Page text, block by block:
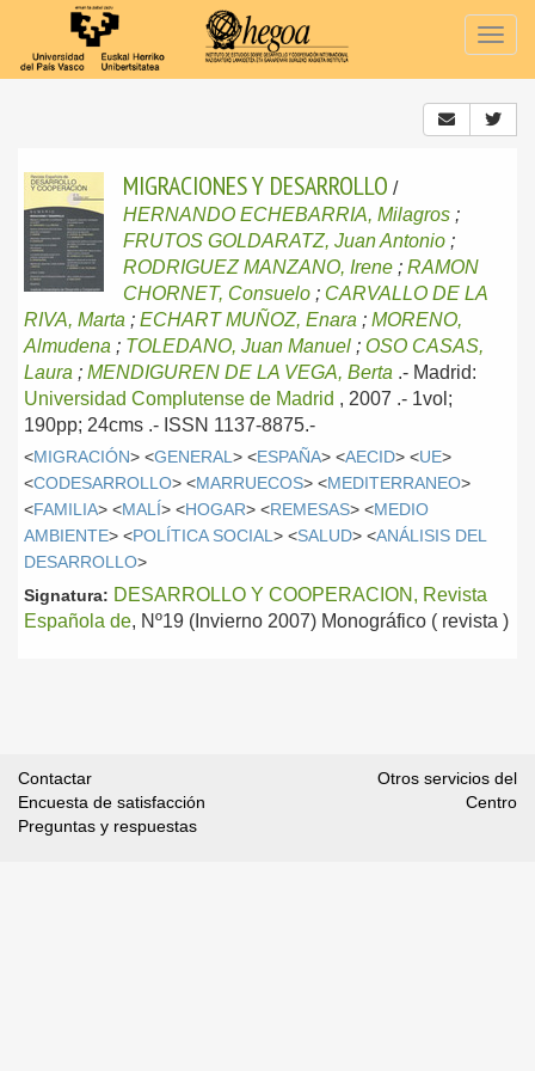
MIGRACIONES Y DESARROLLO /
HERNANDO ECHEBARRIA, Milagros ;
FRUTOS GOLDARATZ, Juan Antonio ;
RODRIGUEZ MANZANO, Irene ; RAMON
CHORNET, Consuelo ; CARVALLO DE LA
RIVA, Marta ; ECHART MUÑOZ, Enara ; MORENO,
Almudena ; TOLEDANO, Juan Manuel ; OSO CASAS,
Laura ; MENDIGUREN DE LA VEGA, Berta .- Madrid:
Universidad Complutense de Madrid , 2007 .- 1vol;
190pp; 24cms .- ISSN 1137-8875.-
<MIGRACIÓN> <GENERAL > <ESPAÑA> <AECID> <UE>
<CODESARROLLO> <MARRUECOS> <MEDITERRANEO>
<FAMILIA> <MALÍ> <HOGAR> <REMESAS> <MEDIO
AMBIENTE> <POLÍTICA SOCIAL > <SALUD> <ANÁLISIS DEL
DESARROLLO>
Signatura: DESARROLLO Y COOPERACION, Revista
Española de, Nº19 (Invierno 2007) Monográfico ( revista )
Contactar
Encuesta de satisfacción
Preguntas y respuestas
Otros servicios del
Centro